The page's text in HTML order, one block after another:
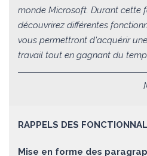
monde Microsoft. Durant cette
découvrirez différentes
vous permettront d'acquérir
travail tout en gagnant du
RAPPELS DES
Mise en forme des